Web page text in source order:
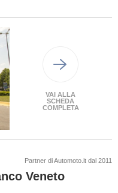
VAI ALLA
SCHEDA
COMPLETA
Partner di Automoto.it dal 2011
Veneto